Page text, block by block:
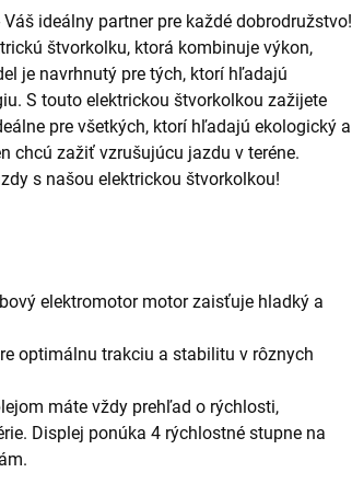
ideálny partner pre každé dobrodružstvo!
štvorkolku, ktorá kombinuje výkon,
je navrhnutý pre tých, ktorí hľadajú
S touto elektrickou štvorkolkou zažijete
pre všetkých, ktorí hľadajú ekologický a
chcú zažiť vzrušujúcu jazdu v teréne.
s našou elektrickou štvorkolkou!
elektromotor motor zaisťuje hladký a
optimálnu trakciu a stabilitu v rôznych
máte vždy prehľad o rýchlosti,
Displej ponúka 4 rýchlostné stupne na